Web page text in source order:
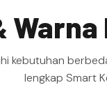
kebutuhan
lengkap Smart